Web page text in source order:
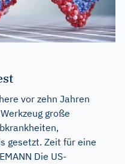
vor zehn Jahren
große
gesetzt. Zeit für eine
Die US-